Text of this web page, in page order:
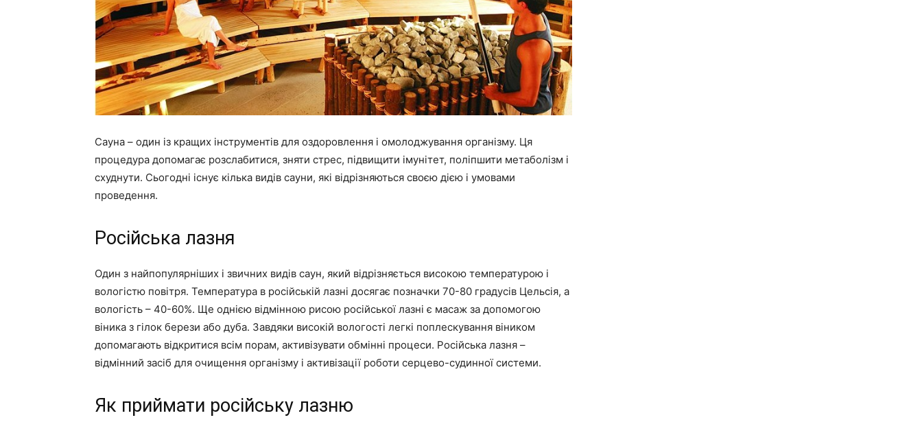
Сауна – один із кращих інструментів для оздоровлення і омолоджування організму. Ця
процедура допомагає розслабитися, зняти стрес, підвищити імунітет, поліпшити метаболізм і
схуднути. Сьогодні існує кілька видів сауни, які відрізняються своєю дією і умовами
проведення.
Російська лазня
Один з найпопулярніших і звичних видів саун, який відрізняється високою температурою і
вологістю повітря. Температура в російській лазні досягає позначки 70-80 градусів Цельсія, а
вологість – 40-60%. Ще однією відмінною рисою російської лазні є масаж за допомогою
віника з гілок берези або дуба. Завдяки високій вологості легкі поплескування віником
допомагають відкритися всім порам, активізувати обмінні процеси. Російська лазня –
відмінний засіб для очищення організму і активізації роботи серцево-судинної системи.
Як приймати російську лазню